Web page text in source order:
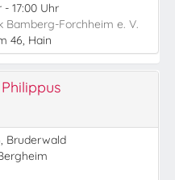
- 17:00 Uhr
Bamberg-Forchheim e. V.
46, Hain
Bruderwald